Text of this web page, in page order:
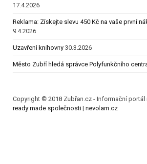
17.4.2026
Reklama: Získejte slevu 450 Kč na vaše první
9.4.2026
Uzavření knihovny 30.3.2026
Město Zubří hledá správce Polyfunkčního
Copyright © 2018 Zubřan.cz - Informační portál
ready made společnosti | nevolam.cz